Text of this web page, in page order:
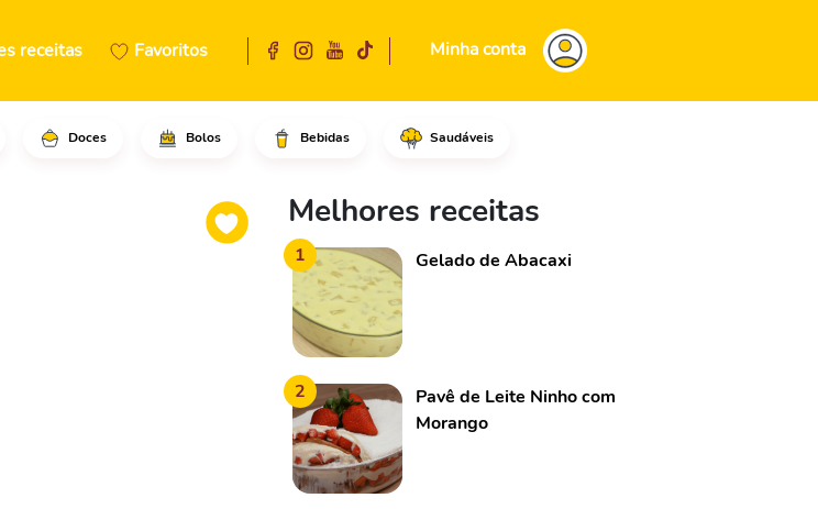
receitas Favoritos Minha conta
Doces Bolos Bebidas Saudáveis
e o amido de milho, dissolva o amido no
Melhores receitas
1 Gelado de Abacaxi
2
Pavê de Leite Ninho com
Morango